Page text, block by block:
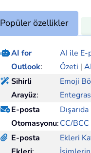
Popüler özellikler
AI for
Outlook:
AI ile E-
Özeti |
Sihirli
Arayüz:
Emoji
E-posta
Otomasyonu:CC/BCC
E-posta
Ekleri